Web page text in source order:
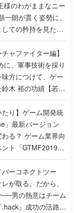
様のわがままなニー
朗が貫く姿勢に、
ての矜持を見た
】
ャファイター編】
に、軍事技術を採り
方につけて、ゲー
木 裕の功績【若ゲ
たり】ゲーム開発統
」最新バージョン
る？ ゲーム業界向
ト「GTMF2019」
めよう【PR】
バーコネクトツー
が取る。だから、
男の熱意はチーム
』成功の活路を